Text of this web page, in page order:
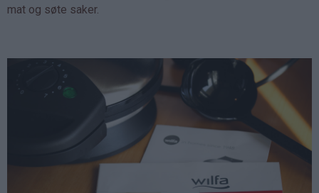
mat og søte saker.